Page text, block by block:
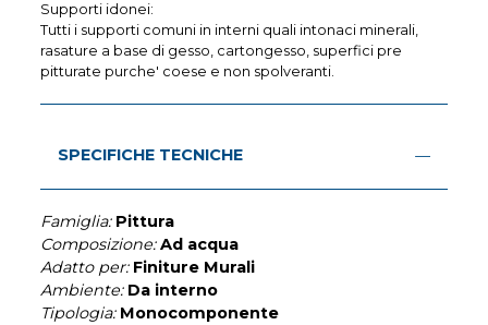
Supporti idonei:
Tutti i supporti comuni in interni quali intonaci minerali,
rasature a base di gesso, cartongesso, superfici pre
pitturate purche' coese e non spolveranti.
SPECIFICHE TECNICHE
Famiglia: Pittura
Composizione: Ad acqua
Adatto per: Finiture Murali
Ambiente: Da interno
Tipologia: Monocomponente